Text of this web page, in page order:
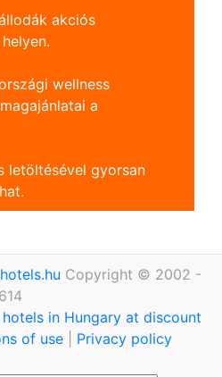
akciós
wellness
a
letöltésével gyorsan
Copyright © 2002 -
in Hungary at discount
of use Privacy policy